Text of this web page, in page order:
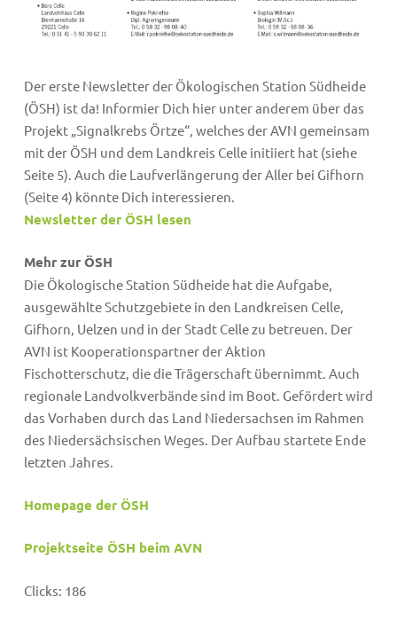
Der erste Newsletter der Ökologischen Station Südheide
(ÖSH) ist da! Informier Dich hier unter anderem über das
Projekt „Signalkrebs Örtze“, welches der AVN gemeinsam
mit der ÖSH und dem Landkreis Celle initiiert hat (siehe
Seite 5). Auch die Laufverlängerung der Aller bei Gifhorn
(Seite 4) könnte Dich interessieren.
Newsletter der ÖSH lesen
Mehr zur ÖSH
Die Ökologische Station Südheide hat die Aufgabe,
ausgewählte Schutzgebiete in den Landkreisen Celle,
Gifhorn, Uelzen und in der Stadt Celle zu betreuen. Der
AVN ist Kooperationspartner der Aktion
Fischotterschutz, die die Trägerschaft übernimmt. Auch
regionale Landvolkverbände sind im Boot. Gefördert wird
das Vorhaben durch das Land Niedersachsen im Rahmen
des Niedersächsischen Weges. Der Aufbau startete Ende
letzten Jahres.
Homepage der ÖSH
Projektseite ÖSH beim AVN
Clicks: 186